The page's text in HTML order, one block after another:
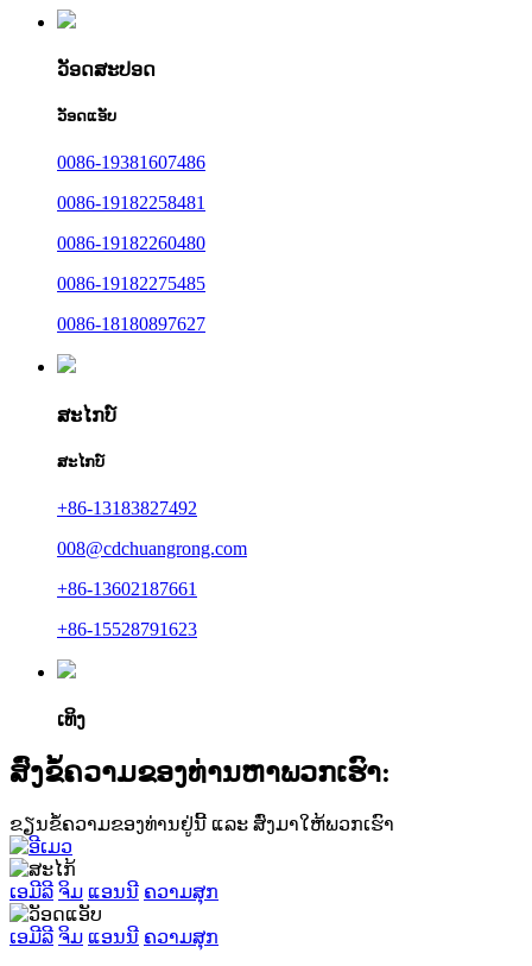
ວັອດສະປອດ
ວັອດແອັບ
0086-19381607486
0086-19182258481
0086-19182260480
0086-19182275485
0086-18180897627
ສະໄກບ໌
ສະໄກບ໌
+86-13183827492
008@cdchuangrong.com
+86-13602187661
+86-15528791623
ເທິງ
ສົ່ງຂໍ້ຄວາມຂອງທ່ານຫາພວກເຮົາ:
ຂຽນຂໍ້ຄວາມຂອງທ່ານຢູ່ນີ້ ແລະ ສົ່ງມາໃຫ້ພວກເຮົາ
ເອມີລີ ຈິມ ແອນນີ ຄວາມສຸກ
ເອມີລີ ຈິມ ແອນນີ ຄວາມສຸກ